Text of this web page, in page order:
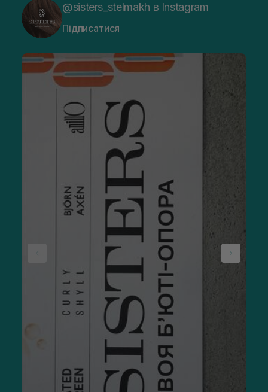
@sisters_stelmakh в Instagram
Підписатися